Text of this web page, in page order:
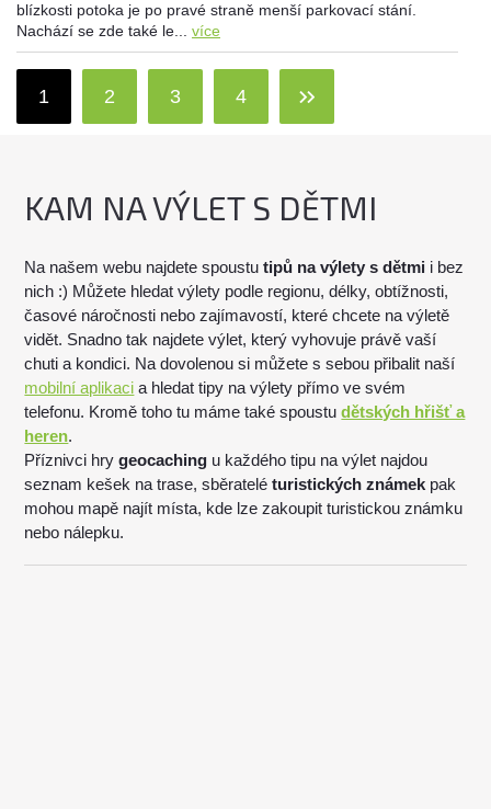
blízkosti potoka je po pravé straně menší parkovací stání.
Nachází se zde také le... více
1 2 3 4
KAM NA VÝLET S DĚTMI
Na našem webu najdete spoustutipů na výlety s dětmi i bez
nich :) Můžete hledat výlety podle regionu, délky, obtížnosti,
časové náročnosti nebo zajímavostí, které chcete na výletě
vidět. Snadno tak najdete výlet, který vyhovuje právě vaší
chuti a kondici. Na dovolenou si můžete s sebou přibalit naší
mobilní aplikaci a hledat tipy na výlety přímo ve svém
telefonu. Kromě toho tu máme také spoustudětských hřišť a
heren.
Příznivci hrygeocaching u každého tipu na výlet najdou
seznam kešek na trase, sběrateléturistických známek pak
mohou mapě najít místa, kde lze zakoupit turistickou známku
nebo nálepku.